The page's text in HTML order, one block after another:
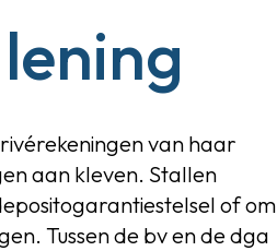
van haar
aan kleven. Stallen
of om
Tussen de bv en de dga